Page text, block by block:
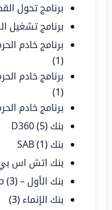
برنامج تحول
برنامج تشغيل
برنامج خادم
(1)
برنامج خادم
(1)
برنامج خادم
بنك D360 (5)
بنك SAB (1)
بنك اتش اس
بنك الأول – sab(3)
بنك الإنماء (3)